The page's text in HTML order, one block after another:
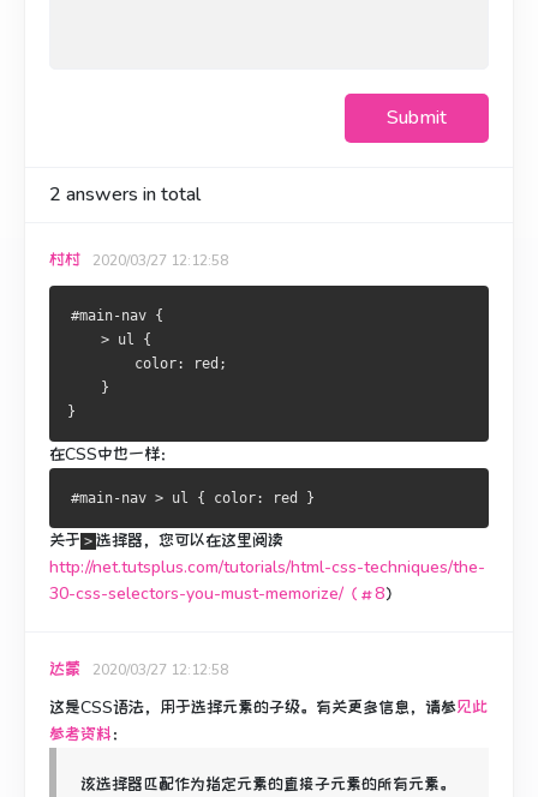
Submit
2 answers in total
村村 2020/03/27 12:12:58
#main-nav {
    > ul {
        color: red;
    }
}
在CSS中也一样：
关于 > 选择器，您可以在这里阅读
http://net.tutsplus.com/tutorials/html-css-techniques/the-
30-css-selectors-you-must-memorize/（＃8）
达蒙 2020/03/27 12:12:58
这是CSS语法，用于选择元素的子级。 有关更多信息， 请参见此
参考资料：
该选择器匹配作为指定元素的直接子元素的所有元素。